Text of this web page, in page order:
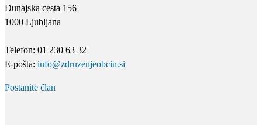
Dunajska cesta 156
1000 Ljubljana
Telefon: 01 230 63 32
E-pošta: info@zdruzenjeobcin.si
Postanite član